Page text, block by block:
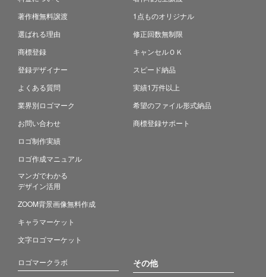
著作権無料譲渡
選ばれる理由
商標登録
登録デザイナー
よくある質問
業界別ロゴマーク
お問い合わせ
ロゴ制作実績
ロゴ作成マニュアル
マンガでわかる
デザイン活用
ZOOM背景画像無料作成
キャラマーケット
文字ロゴマーケット
1点ものオリジナル
修正回数無制限
キャンセルＯＫ
スピード納品
実績1万件以上
希望のファイル形式納品
商標登録サポート
ロゴマークラボ その他